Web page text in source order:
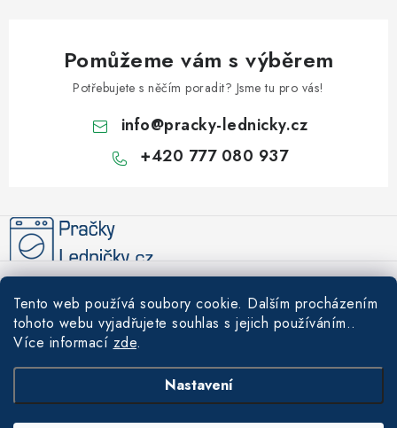
Tento web používá soubory cookie. Dalším procházením
tohoto webu vyjadřujete souhlas s jejich používáním..
Více informací zde.
Nastavení
Pomůžeme vám s výběrem
Potřebujete s něčím poradit? Jsme tu pro vás!
info@pracky-lednicky.cz
+420 777 080 937
á
a
Recenze
Akce
Garance nejnižší ceny
Tipy a rady
Údržba a čištění praček a lednic – prodlužte životnost svých
Nákupní košík
0KS /0 KČ